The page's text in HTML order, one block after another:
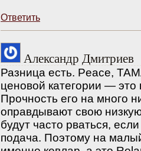
Ответить
Александр Дмитриев
Разница есть. Peace,
ценовой категории — это
Прочность его на много
оправдывают свою
будут часто рваться,
подача. Поэтому на